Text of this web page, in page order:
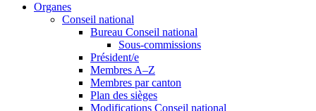
Organes
Conseil national
Bureau Conseil national
Sous-commissions
Président/e
Membres A–Z
Membres par canton
Plan des sièges
Modifications Conseil national